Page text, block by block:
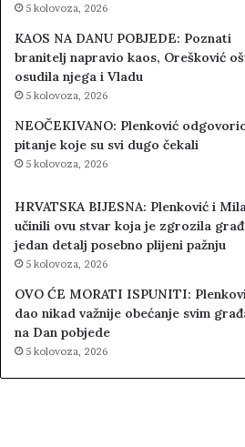
5 kolovoza, 2026
KAOS NA DANU POBJEDE: Poznati
branitelj napravio kaos, Orešković
osudila njega i Vladu
5 kolovoza, 2026
NEOČEKIVANO: Plenković
pitanje koje su svi dugo čekali
5 kolovoza, 2026
HRVATSKA BIJESNA: Plenković i
učinili ovu stvar koja je zgrozila
jedan detalj posebno plijeni pažnju
5 kolovoza, 2026
OVO ĆE MORATI ISPUNITI:
dao nikad važnije obećanje svim
na Dan pobjede
5 kolovoza, 2026